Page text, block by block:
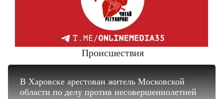
Происшествия
В Харовске арестован житель Московской
области по делу против несовершеннолетней